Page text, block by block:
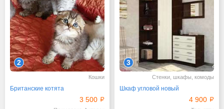
2
Кошки
Британские котята
3 500
3
Стенки, шкафы, комоды
Шкаф угловой новый
4 900